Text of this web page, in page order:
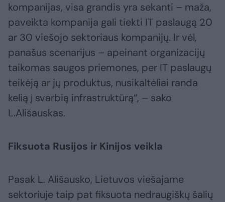
kompanijas, visa grandis yra sekanti – maža,
paveikta kompanija gali tiekti IT paslaugą 20
ar 30 viešojo sektoriaus kompanijų. Ir vėl,
panašus scenarijus – apeinant organizacijų
taikomas saugos priemones, per IT paslaugų
teikėją ar jų produktus, nusikaltėliai randa
kelią į svarbią infrastruktūrą“, – sako
L.Ališauskas.
Fiksuota Rusijos ir Kinijos veikla
Pasak L. Ališausko, Lietuvos viešajame
sektoriuje taip pat fiksuota nedraugiškų šalių